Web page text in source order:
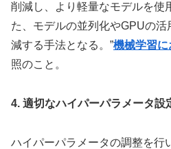
削減し、より軽量なモデルを使
た、モデルの並列化やGPUの
減する手法となる。”機械学習
照のこと。
4. 適切なハイパーパラメータ設
ハイパーパラメータの調整を行